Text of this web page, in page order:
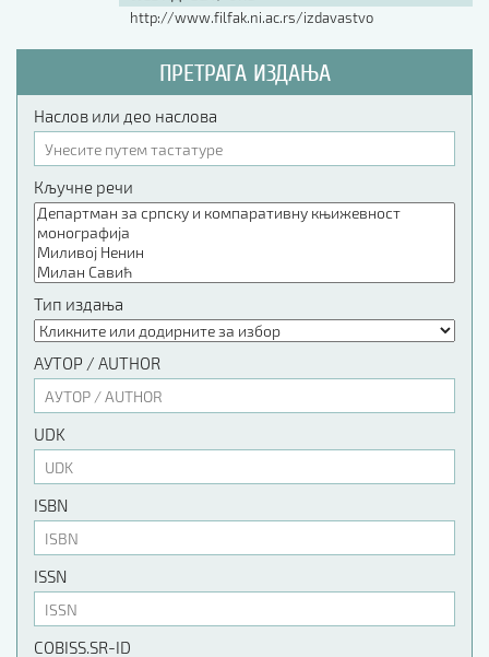
http://www.filfak.ni.ac.rs/izdavastvo
ПРЕТРАГА ИЗДАЊА
Наслов или део наслова
Кључне речи
Тип издања
АУТОР / AUTHOR
UDK
ISBN
ISSN
COBISS.SR-ID